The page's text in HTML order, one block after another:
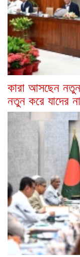
কারা আসছেন নতুন
নতুন করে যাদের